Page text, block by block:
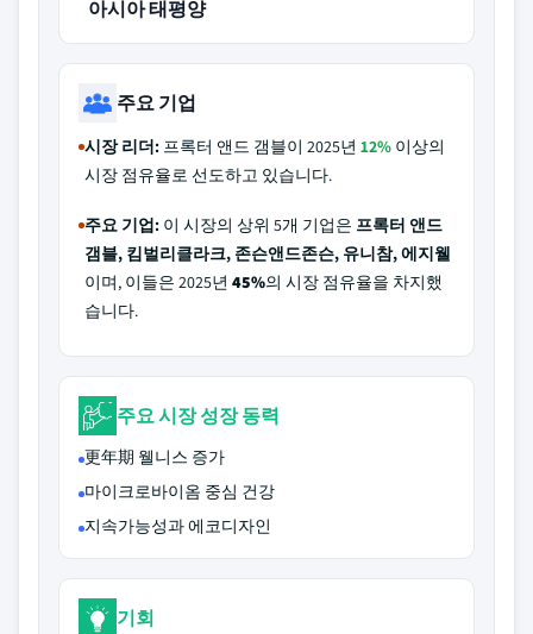
아시아 태평양
주요 기업
시장 리더: 프록터 앤드 갬블이 2025년 12% 이상의
시장 점유율로 선도하고 있습니다.
주요 기업: 이 시장의 상위 5개 기업은 프록터 앤드
갬블, 킴벌리클라크, 존슨앤드존슨, 유니참, 에지웰
이며, 이들은 2025년 45%의 시장 점유율을 차지했
습니다.
주요 시장 성장 동력
更年期 웰니스 증가
마이크로바이옴 중심 건강
지속가능성과 에코디자인
기회